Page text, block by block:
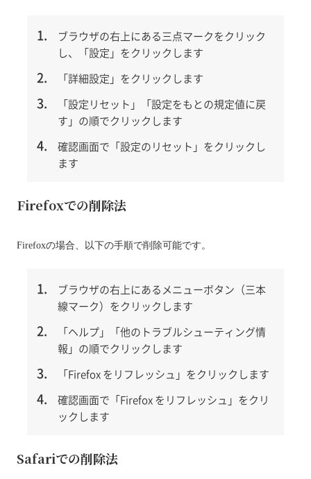
ブラウザの右上にある三点マークをクリック
し、「設定」をクリックします
「詳細設定」をクリックします
「設定リセット」「設定をもとの規定値に戻
す」の順でクリックします
確認画面で「設定のリセット」をクリックし
ます
Firefoxでの削除法
Firefoxの場合、以下の手順で削除可能です。
ブラウザの右上にあるメニューボタン（三本
線マーク）をクリックします
「ヘルプ」「他のトラブルシューティング情
報」の順でクリックします
「Firefox をリフレッシュ」をクリックします
確認画面で「Firefox をリフレッシュ」をクリ
ックします
Safariでの削除法